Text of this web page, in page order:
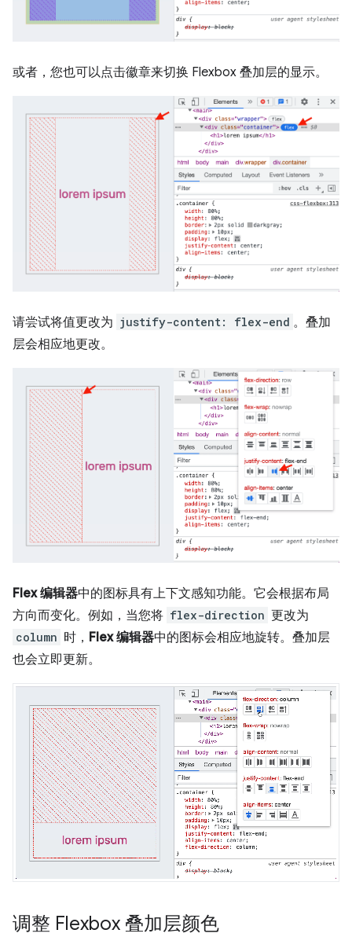
或者，您也可以点击徽章来切换 Flexbox 叠加层的显示。
请尝试将值更改为 justify-content: flex-end 。叠加
层会相应地更改。
Flex 编辑器中的图标具有上下文感知功能。它会根据布局
方向而变化。例如，当您将 flex-direction 更改为
column 时， Flex 编辑器中的图标会相应地旋转。叠加层
也会立即更新。
调整 Flexbox 叠加层颜色